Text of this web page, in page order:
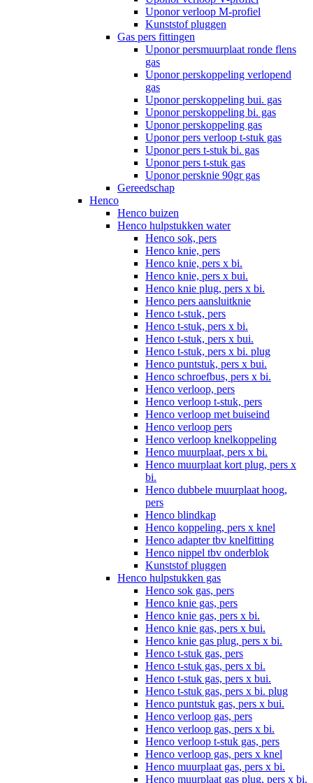
Uponor verloop M-profiel
Kunststof pluggen
Gas pers fittingen
Uponor persmuurplaat ronde flens
gas
Uponor perskoppeling verlopend
gas
Uponor perskoppeling bui. gas
Uponor perskoppeling bi. gas
Uponor perskoppeling gas
Uponor pers verloop t-stuk gas
Uponor pers t-stuk bi. gas
Uponor pers t-stuk gas
Uponor persknie 90gr gas
Gereedschap
Henco
Henco buizen
Henco hulpstukken water
Henco sok, pers
Henco knie, pers
Henco knie, pers x bi.
Henco knie, pers x bui.
Henco knie plug, pers x bi.
Henco pers aansluitknie
Henco t-stuk, pers
Henco t-stuk, pers x bi.
Henco t-stuk, pers x bui.
Henco t-stuk, pers x bi. plug
Henco puntstuk, pers x bui.
Henco schroefbus, pers x bi.
Henco verloop, pers
Henco verloop t-stuk, pers
Henco verloop met buiseind
Henco verloop pers
Henco verloop knelkoppeling
Henco muurplaat, pers x bi.
Henco muurplaat kort plug, pers x
bi.
Henco dubbele muurplaat hoog,
pers
Henco blindkap
Henco koppeling, pers x knel
Henco adapter tbv knelfitting
Henco nippel tbv onderblok
Kunststof pluggen
Henco hulpstukken gas
Henco sok gas, pers
Henco knie gas, pers
Henco knie gas, pers x bi.
Henco knie gas, pers x bui.
Henco knie gas plug, pers x bi.
Henco t-stuk gas, pers
Henco t-stuk gas, pers x bi.
Henco t-stuk gas, pers x bui.
Henco t-stuk gas, pers x bi. plug
Henco puntstuk gas, pers x bui.
Henco verloop gas, pers
Henco verloop gas, pers x bi.
Henco verloop t-stuk gas, pers
Henco verloop gas, pers x knel
Henco muurplaat gas, pers x bi.
Henco muurplaat gas plug, pers x bi.